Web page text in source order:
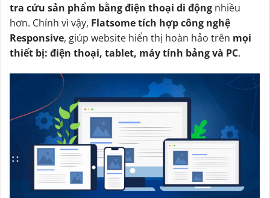
tra cứu sản phẩm bằng điện thoại di động nhiều
hơn. Chính vì vậy, Flatsome tích hợp công nghệ
Responsive, giúp website hiển thị hoàn hảo trên mọi
thiết bị: điện thoại, tablet, máy tính bảng và PC.